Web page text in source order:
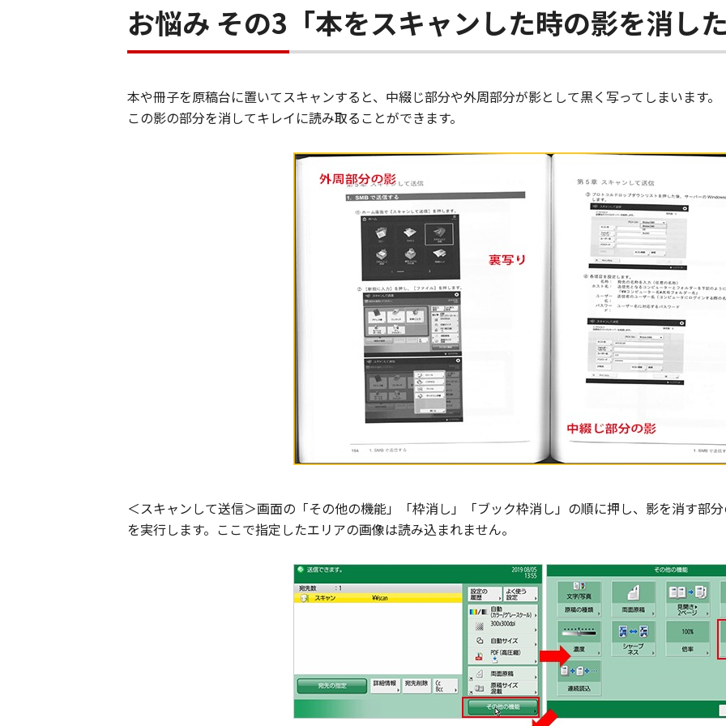
お悩み その3「本をスキャンした時の影を消し
本や冊子を原稿台に置いてスキャンすると、中綴じ部分や外周部分が影として黒く写ってしまいます。
この影の部分を消してキレイに読み取ることができます。
＜スキャンして送信＞画面の「その他の機能」「枠消し」「ブック枠消し」の順に押し、影を消す部
を実行します。ここで指定したエリアの画像は読み込まれません。